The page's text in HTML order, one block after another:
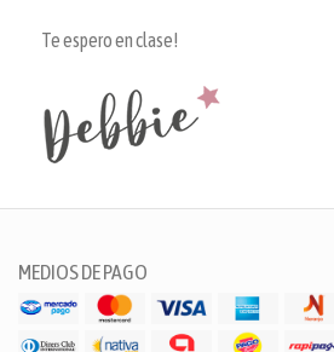
Te espero en clase!
MEDIOS DE PAGO